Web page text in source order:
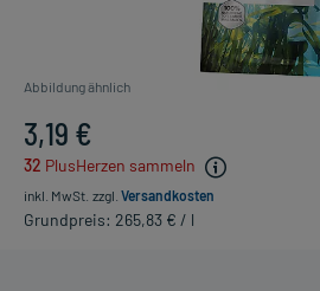
Abbildung ähnlich
3,19 €
32 PlusHerzen sammeln
inkl. MwSt. zzgl. Versandkosten
Grundpreis: 265,83 € / l